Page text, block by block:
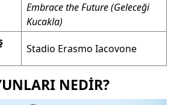
Embrace the Future (Geleceği
Kucakla)
Stadio Erasmo Iacovone
NEDIR?